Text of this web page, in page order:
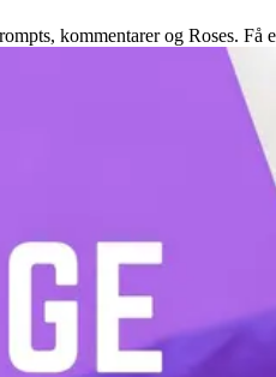
kommentarer og Roses.